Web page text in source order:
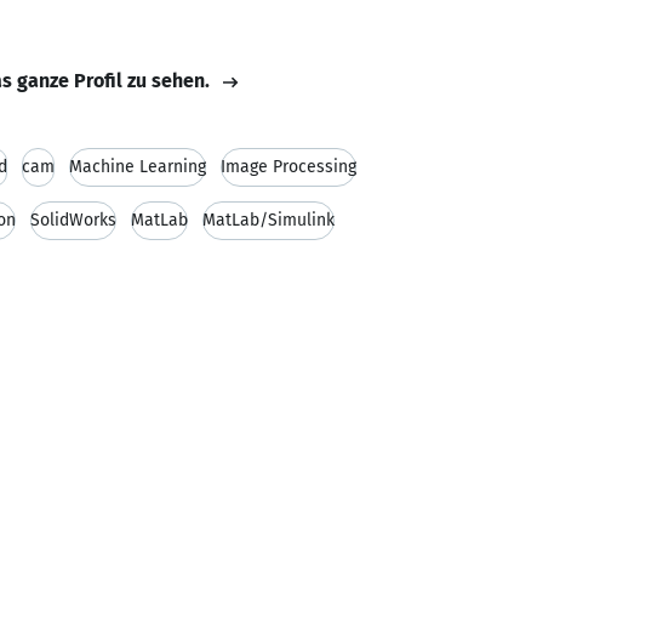
ganze Profil zu sehen.
cam Machine Learning Image Processing
SolidWorks MatLab MatLab/Simulink